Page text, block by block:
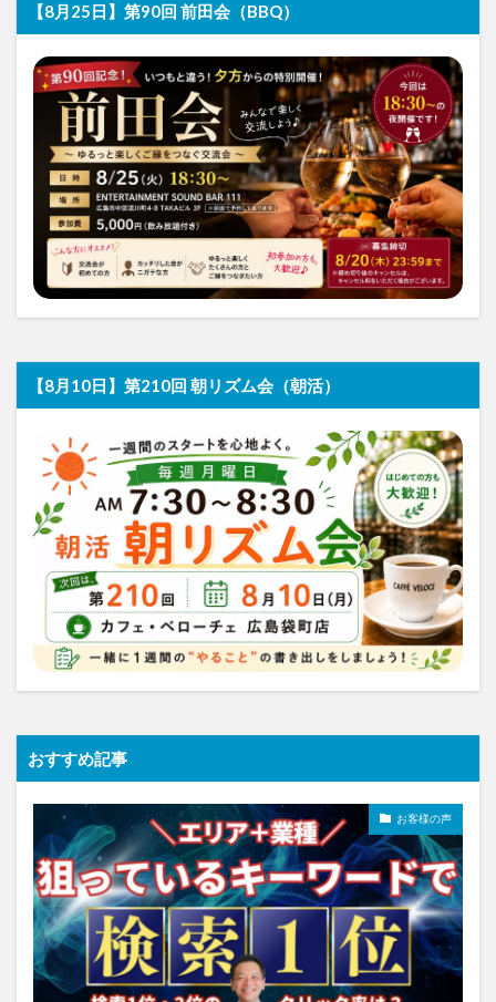
【8月25日】第90回 前田会（BBQ）
【8月10日】第210回 朝リズム会（朝活）
おすすめ記事
お客様の声